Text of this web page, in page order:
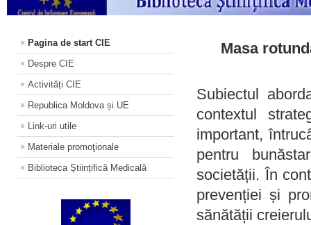
Pagina de start CIE
Despre CIE
Activități CIE
Republica Moldova și UE
Link-uri utile
Materiale promoţionale
Biblioteca Științifică Medicală
Masa
Subiectul
contextul
important,
pentru
societății. În
prevenției și
sănătății